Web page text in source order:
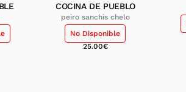
COCINA DE PUEBLO
peiro sanchis chelo
No Disponible
25.00€